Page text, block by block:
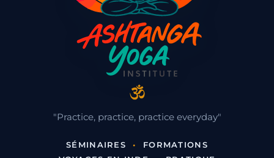
"Practice, practice, practice everyday"
SÉMINAIRES •
FORMATIONS